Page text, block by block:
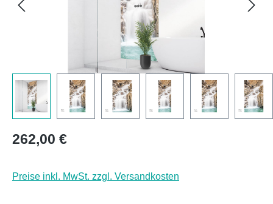
Regulärer Preis:
262,00 €
Preise inkl. MwSt. zzgl. Versandkosten